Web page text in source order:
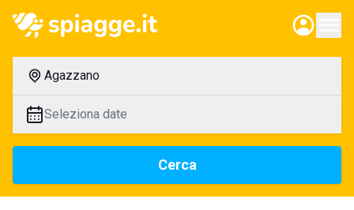
Agazzano
Seleziona date
Cerca